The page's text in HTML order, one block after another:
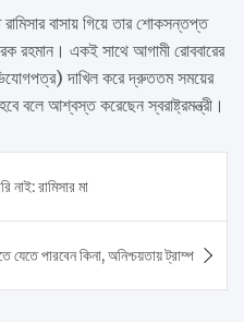
বাসায় গিয়ে তার শোকসন্তপ্ত
রহমান। একই সাথে আগামী রোববারের
দাখিল করে দ্রুততম সময়ের
বলে আশ্বস্ত করেছেন স্বরাষ্ট্রমন্ত্রী।
নাই: রামিসার মা
যেতে পারবেন কিনা, অনিশ্চয়তায় ট্রাম্প